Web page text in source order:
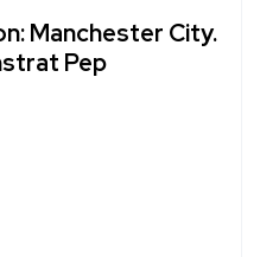
Manchester City.
Pep